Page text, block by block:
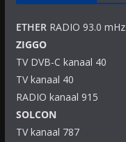
ETHERRADIO 93.0 mHz
ZIGGO
TV DVB-C kanaal 40
TV kanaal 40
RADIO kanaal 915
SOLCON
TV kanaal 787